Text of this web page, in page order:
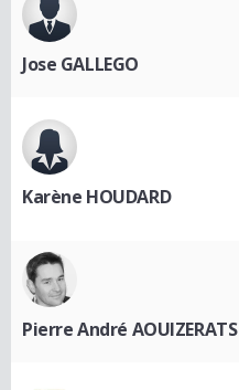
Jose GALLEGO
Karène HOUDARD
Pierre André AOUIZERATS